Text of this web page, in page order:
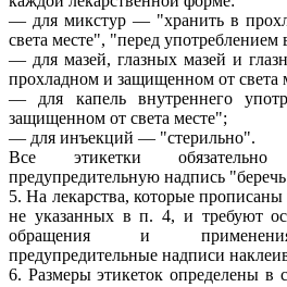
— для микстур — "хранить в
света месте", "перед употреблением
— для мазей, глазных мазей и
прохладном и защищенном от света
— для капель внутреннего
защищенном от света месте";
— для инъекций — "стерильно".
Все этикетки
предупредительную надпись
5. На лекарства, которые
не указанных в п. 4, и требуют
обращения и
предупредительные надписи
6. Размеры этикеток определены в